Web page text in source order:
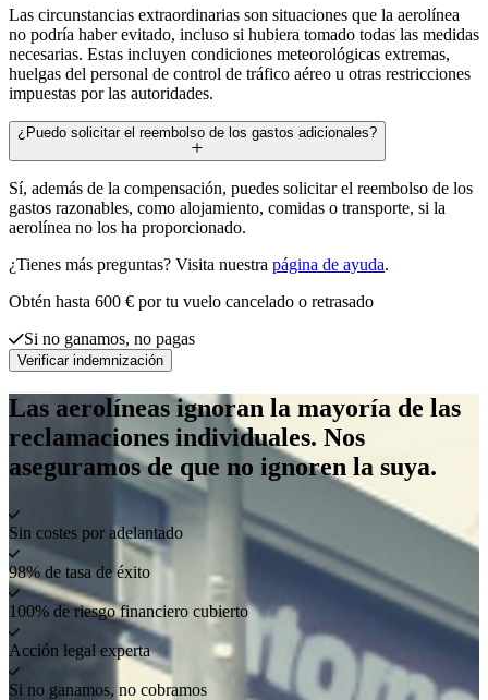
Las circunstancias extraordinarias son situaciones que la aerolínea
no podría haber evitado, incluso si hubiera tomado todas las medidas
necesarias. Estas incluyen condiciones meteorológicas extremas,
huelgas del personal de control de tráfico aéreo u otras restricciones
impuestas por las autoridades.
¿Puedo solicitar el reembolso de los gastos adicionales?
Sí, además de la compensación, puedes solicitar el reembolso de los
gastos razonables, como alojamiento, comidas o transporte, si la
aerolínea no los ha proporcionado.
¿Tienes más preguntas? Visita nuestra página de ayuda.
Obtén hasta 600 € por tu vuelo cancelado o retrasado
Si no ganamos, no pagas
Verificar indemnización
Las aerolíneas ignoran la mayoría de las
reclamaciones individuales. Nos
aseguramos de que no ignoren la suya.
Sin costes por adelantado
98% de tasa de éxito
100% de riesgo financiero cubierto
Acción legal experta
Si no ganamos, no cobramos